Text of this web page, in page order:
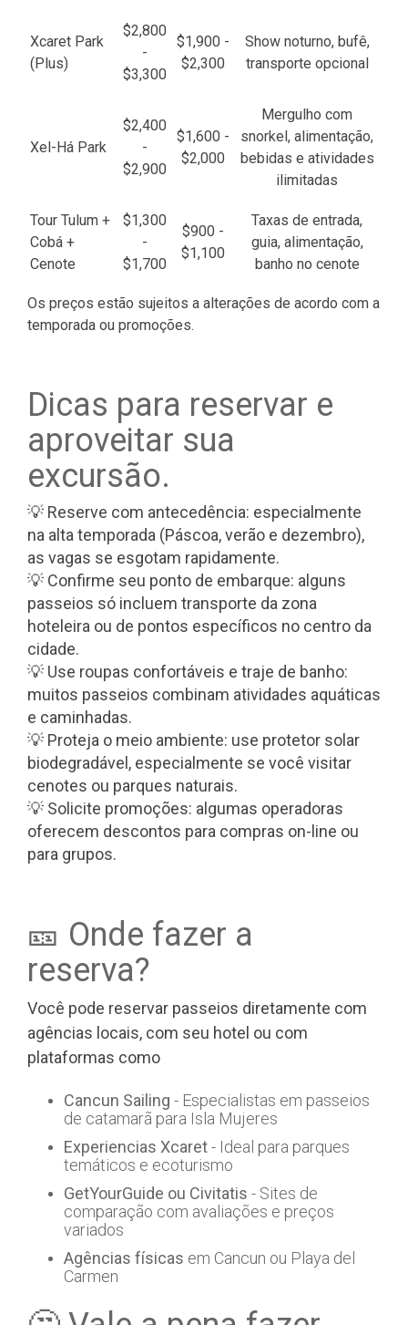
Xcaret Park
(Plus)
$2,800
-
$3,300
$1,900 -
$2,300
Show noturno, bufê,
transporte opcional
Xel-Há Park
$2,400
-
$2,900
$1,600 -
$2,000
Mergulho com
snorkel, alimentação,
bebidas e atividades
ilimitadas
Tour Tulum +
Cobá +
Cenote
$1,300
-
$1,700
$900 -
$1,100
Taxas de entrada,
guia, alimentação,
banho no cenote
Os preços estão sujeitos a alterações de acordo com a
temporada ou promoções.
Dicas para reservar e
aproveitar sua
excursão.
💡 Reserve com antecedência: especialmente
na alta temporada (Páscoa, verão e dezembro),
as vagas se esgotam rapidamente.
💡 Confirme seu ponto de embarque: alguns
passeios só incluem transporte da zona
hoteleira ou de pontos específicos no centro da
cidade.
💡 Use roupas confortáveis e traje de banho:
muitos passeios combinam atividades aquáticas
e caminhadas.
💡 Proteja o meio ambiente: use protetor solar
biodegradável, especialmente se você visitar
cenotes ou parques naturais.
💡 Solicite promoções: algumas operadoras
oferecem descontos para compras on-line ou
para grupos.
🎫 Onde fazer a
reserva?
Você pode reservar passeios diretamente com
agências locais, com seu hotel ou com
plataformas como
Cancun Sailing - Especialistas em passeios
de catamarã para Isla Mujeres
Experiencias Xcaret- Ideal para parques
temáticos e ecoturismo
GetYourGuide ou Civitatis - Sites de
comparação com avaliações e preços
variados
Agências físicas em Cancun ou Playa del
Carmen